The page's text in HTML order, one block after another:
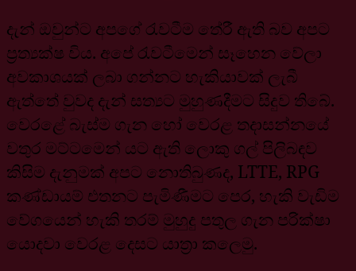
දැන් ඔවුන්ට අපගේ රැවටීම තේරී ඇති බව අපට
ප්‍රත්‍යක්ෂ විය. අපේ රැවටීමෙන් සෑහෙන වේලා
අවකාශයක් ලබා ගන්නට හැකියාවක් ලැබී
ඇත්තේ වුවද දැන් සත්‍යට මුහුණදීමට සිදුව තිබේ.
වෙරළේ බැස්ම ගැන හෝ වෙරළ තදාසන්නයේ
වතුර මට්ටමෙන් යට ඇති ලොකු ගල් පිලිබඳව
කිසිම දැනුමක් අපට නොතිබුණද, LTTE, RPG
කණ්ඩායම් එතනට පැමිණීමට පෙර, හැකි වැඩිම
වේගයෙන් හැකි තරම් මුහුදු පතුල ගැන පරික්ෂා
යොදවා වෙරළ දෙසට යාත්‍රා කලෙමු.